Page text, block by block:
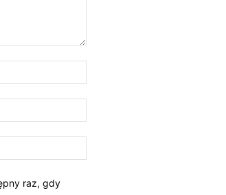
raz, gdy